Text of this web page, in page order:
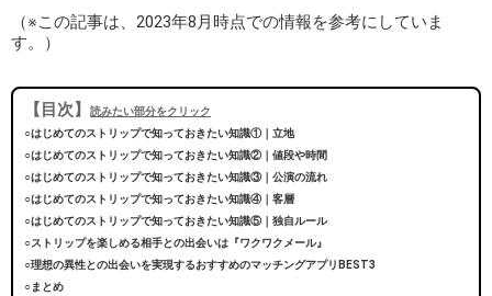
（※この記事は、2023年8月時点での情報を参考にしていま
す。）
【目次】
読みたい部分をクリック
○はじめてのストリップで知っておきたい知識①｜立地
○はじめてのストリップで知っておきたい知識②｜値段や時間
○はじめてのストリップで知っておきたい知識③｜公演の流れ
○はじめてのストリップで知っておきたい知識④｜客層
○はじめてのストリップで知っておきたい知識⑤｜独自ルール
○ストリップを楽しめる相手との出会いは『ワクワクメール』
○理想の異性との出会いを実現するおすすめのマッチングアプリBEST3
○まとめ